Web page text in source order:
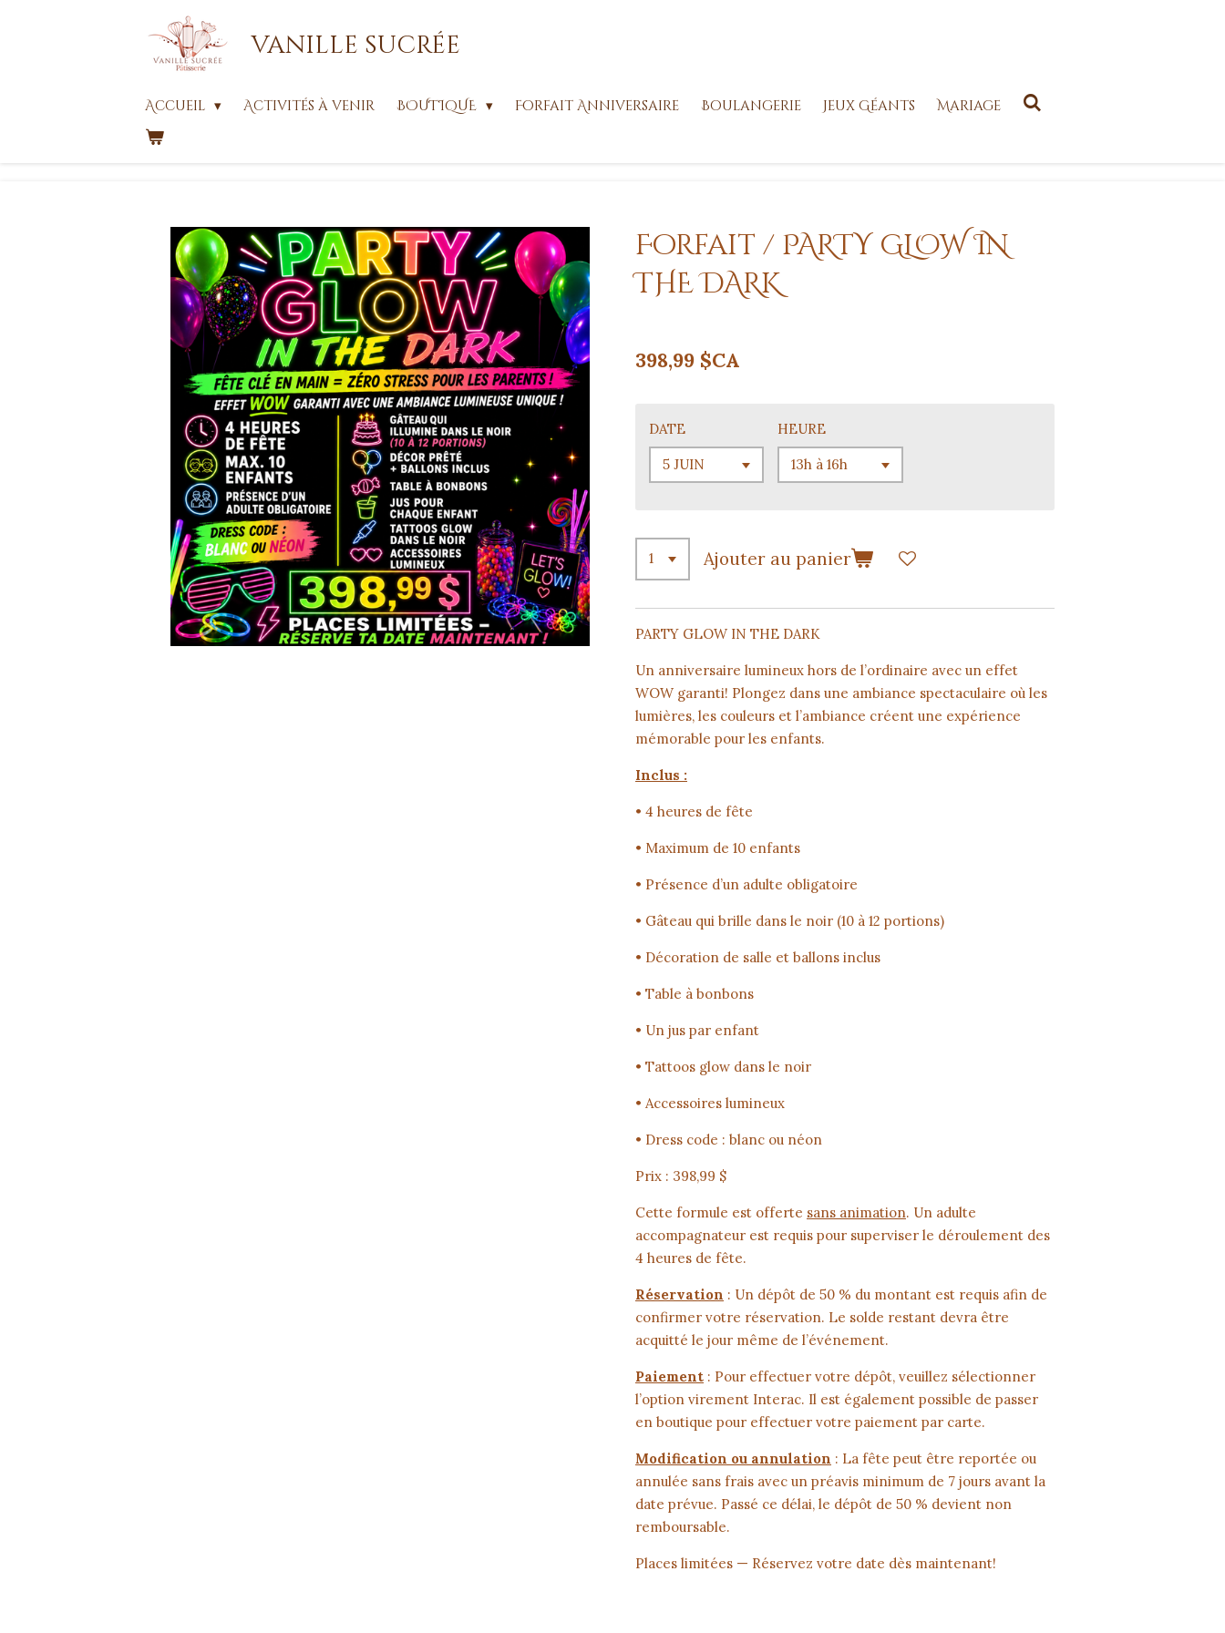
vanille sucrée
Accueil Activités à venir BOUTIQUE Forfait Anniversaire Boulangerie Jeux Géants Mariage
Forfait / PARTY GLOW IN
THE DARK
398,99 $CA
DATE HEURE
Ajouter au panier
PARTY GLOW IN THE DARK
Un anniversaire lumineux hors de l’ordinaire avec un effet
WOW garanti! Plongez dans une ambiance spectaculaire où les
lumières, les couleurs et l’ambiance créent une expérience
mémorable pour les enfants.
Inclus :
• 4 heures de fête
• Maximum de 10 enfants
• Présence d’un adulte obligatoire
• Gâteau qui brille dans le noir (10 à 12 portions)
• Décoration de salle et ballons inclus
• Table à bonbons
• Un jus par enfant
• Tattoos glow dans le noir
• Accessoires lumineux
• Dress code : blanc ou néon
Prix : 398,99 $
Cette formule est offerte sans animation. Un adulte
accompagnateur est requis pour superviser le déroulement des
4 heures de fête.
Réservation : Un dépôt de 50 % du montant est requis afin de
confirmer votre réservation. Le solde restant devra être
acquitté le jour même de l’événement.
Paiement : Pour effectuer votre dépôt, veuillez sélectionner
l’option virement Interac. Il est également possible de passer
en boutique pour effectuer votre paiement par carte.
Modification ou annulation : La fête peut être reportée ou
annulée sans frais avec un préavis minimum de 7 jours avant la
date prévue. Passé ce délai, le dépôt de 50 % devient non
remboursable.
Places limitées — Réservez votre date dès maintenant!